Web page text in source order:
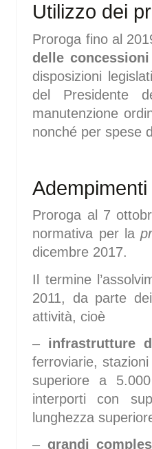
Utilizzo dei
Proroga fino al
delle
disposizioni
del Presidente
manutenzione
nonché per spese
Proroga al 7
normativa per la
dicembre 2017.
Il termine
2011, da parte
attività, cioè
– infrastrutture
ferroviarie,
superiore a
interporti con
lunghezza
– grandi